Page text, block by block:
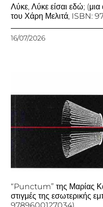
Λύκε, Λύκε είσαι εδώ;
του Χάρη Μελιτά, ISBN:
16/07/2026
“Punctum” της Μαρίας
στιγμές της εσωτερικής